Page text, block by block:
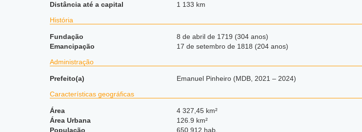
Distância até a capital
1 133 km
História
Fundação
8 de abril de 1719 (304 anos)
Emancipação
17 de setembro de 1818 (204 anos)
Administração
Prefeito(a)
Emanuel Pinheiro (MDB, 2021 – 2024)
Características geográficas
Área
4 327,45 km²
Área Urbana
126.9 km²
População
650 912 hab.